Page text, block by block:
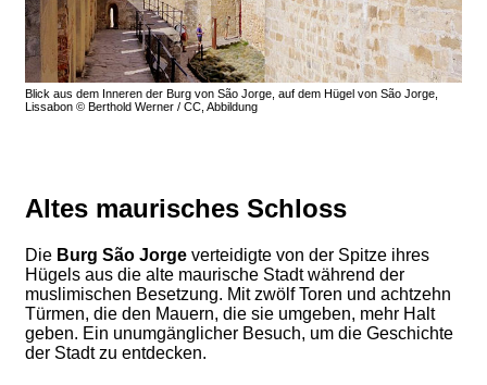
Blick aus dem Inneren der Burg von São Jorge, auf dem Hügel von São Jorge,
Lissabon © Berthold Werner / CC, Abbildung
Altes maurisches Schloss
Die Burg São Jorge verteidigte von der Spitze ihres
Hügels aus die alte maurische Stadt während der
muslimischen Besetzung. Mit zwölf Toren und achtzehn
Türmen, die den Mauern, die sie umgeben, mehr Halt
geben. Ein unumgänglicher Besuch, um die Geschichte
der Stadt zu entdecken.